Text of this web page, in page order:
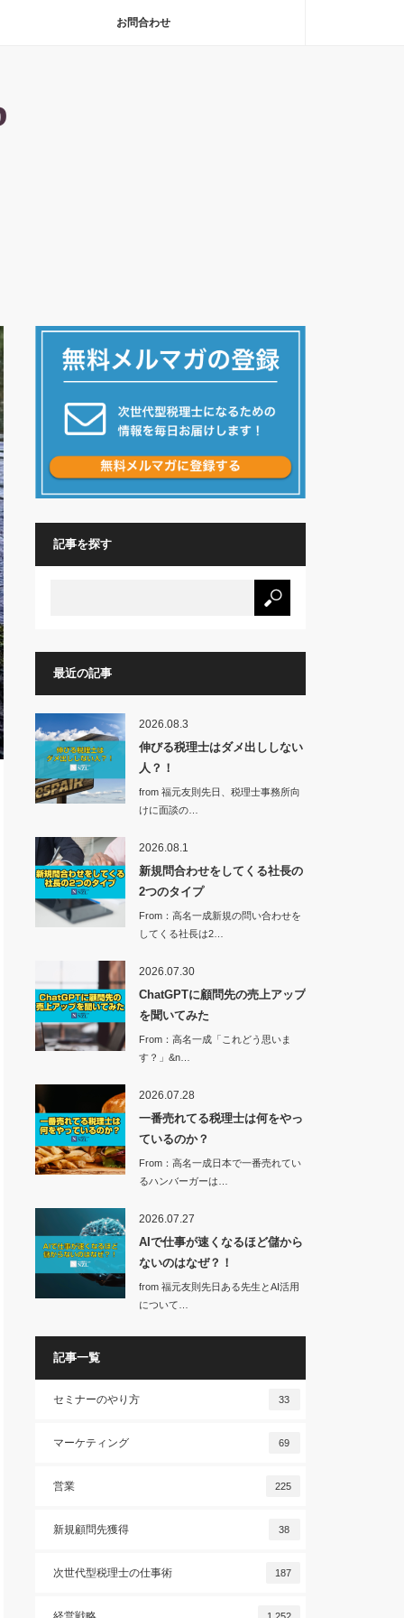
お問合わせ
記事を探す
最近の記事
2026.08.3
伸びる税理士はダメ出ししない
人？！
from 福元友則先日、税理士事務所向
けに面談の…
2026.08.1
新規問合わせをしてくる社長の
2つのタイプ
From：高名一成新規の問い合わせを
してくる社長は2…
2026.07.30
ChatGPTに顧問先の売上アップ
を聞いてみた
From：高名一成「これどう思いま
す？」&n…
2026.07.28
一番売れてる税理士は何をやっ
ているのか？
From：高名一成日本で一番売れてい
るハンバーガーは…
2026.07.27
AIで仕事が速くなるほど儲から
ないのはなぜ？！
from 福元友則先日ある先生とAI活用
について…
記事一覧
セミナーのやり方 33
マーケティング 69
営業 225
新規顧問先獲得 38
次世代型税理士の仕事術 187
1,252